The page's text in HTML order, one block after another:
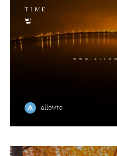
TIME
빛
allowto